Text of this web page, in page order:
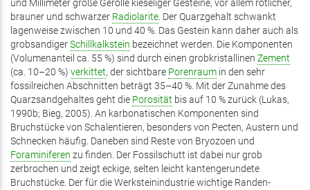
und Millimeter große Gerölle kieseliger Gesteine, vor allem rötlicher,
brauner und schwarzer Radiolarite. Der Quarzgehalt schwankt
lagenweise zwischen 10 und 40 %. Das Gestein kann daher auch als
grobsandigerSchillkalkstein bezeichnet werden. Die Komponenten
(Volumenanteil ca. 55 %) sind durch einen grobkristallinen Zement
(ca. 10–20 %) verkittet, der sichtbare Porenraum in den sehr
fossilreichen Abschnitten beträgt 35–40 %. Mit der Zunahme des
Quarzsandgehaltes geht die Porosität bis auf 10 % zurück (Lukas,
1990b; Bieg, 2005). An karbonatischen Komponenten sind
Bruchstücke von Schalentieren, besonders von Pecten, Austern und
Schnecken häufig. Daneben sind Reste von Bryozoen und
Foraminiferen zu finden. Der Fossilschutt ist dabei nur grob
zerbrochen und zeigt eckige, selten leicht kantengerundete
Bruchstücke. Der für die Werksteinindustrie wichtige Randen-